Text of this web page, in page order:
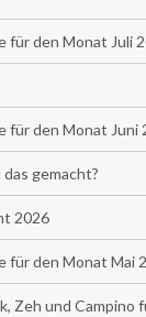
für den Monat Juli
für den Monat Juni
gemacht?
2026
für den Monat Mai
Zeh und Campino